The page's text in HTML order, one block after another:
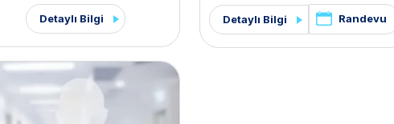
Detaylı Bilgi Detaylı Bilgi Randevu